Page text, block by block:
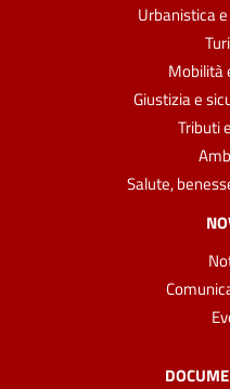
Urbanistica
Mobilità
Giustizia e
Tributi
Salute,